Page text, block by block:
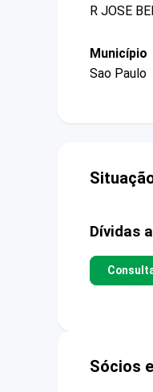
R JOSE
Município
Sao Paulo
Dívidas
Sócios